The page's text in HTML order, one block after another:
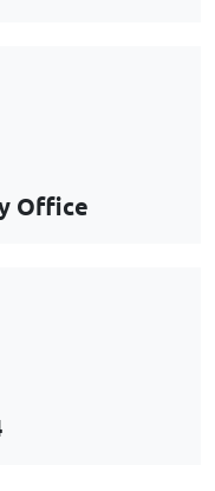
Office